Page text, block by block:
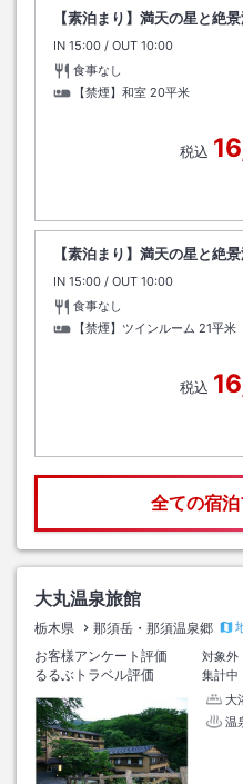
【素泊まり】満天の星と絶
IN チェックイン
15:00 / OUT チェックアウト
10:00
食事なし
【禁煙】和室 20平米
税込
【素泊まり】満天の星と絶
IN チェックイン
15:00 / OUT チェックアウト
10:00
食事なし
【禁煙】ツインルーム 21平米
税込
全ての宿
大丸温泉旅館
栃木県 那須岳・那須温泉郷
お客様アンケート評価
対象外
るるぶトラベル評価
集計中
大
温